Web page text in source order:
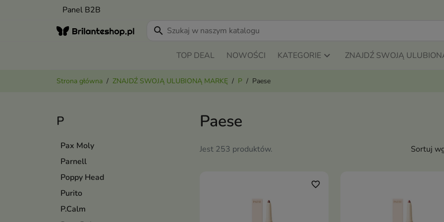
Panel B2B
search
TOP DEAL NOWOŚCI KATEGORIE ZNAJDŹ SWOJĄ
Strona główna ZNAJDŹ SWOJĄ ULUBIONĄ MARKĘ P Paese
P
Pax Moly
Parnell
Poppy Head
Purito
P.Calm
Paese
Jest 253 produktów. Sortuj
favorite_border